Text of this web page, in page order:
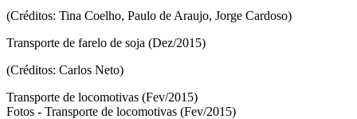
(Créditos: Tina Coelho, Paulo de Araujo, Jorge Cardoso)
Transporte de farelo de soja (Dez/2015)
(Créditos: Carlos Neto)
Transporte de locomotivas (Fev/2015)
Fotos - Transporte de locomotivas (Fev/2015)